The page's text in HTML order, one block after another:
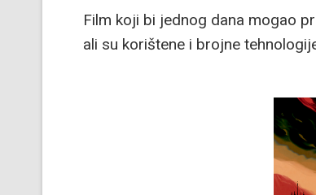
Film koji bi jednog dana mogao
ali su korištene i brojne